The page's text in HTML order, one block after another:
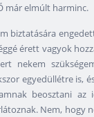
már elmúlt harminc.
biztatására
érett vagyok
nekem
egyedüllétre is,
beosztani
Nem, hogy